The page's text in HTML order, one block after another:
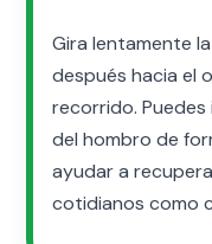
Gira lentamente
después hacia el
recorrido. Puedes
del hombro de
ayudar a
cotidianos como